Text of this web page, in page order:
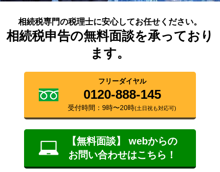
相続税専門の税理士に安心してお任せください。
相続税申告の無料面談を承っており
ます。
フリーダイヤル
0120-888-145
受付時間：9時〜20時(土日祝も対応可)
【無料面談】 webからの
お問い合わせはこちら！